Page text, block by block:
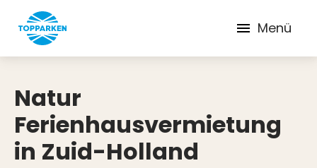
Menü
Natur
Ferienhausvermietung
in Zuid-Holland